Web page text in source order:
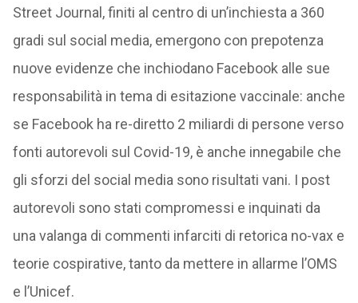
Street Journal, finiti al centro di un’inchiesta a 360
gradi sul social media, emergono con prepotenza
nuove evidenze che inchiodano Facebook alle sue
responsabilità in tema di esitazione vaccinale: anche
se Facebook ha re-diretto 2 miliardi di persone verso
fonti autorevoli sul Covid-19, è anche innegabile che
gli sforzi del social media sono risultati vani. I post
autorevoli sono stati compromessi e inquinati da
una valanga di commenti infarciti di retorica no-vax e
teorie cospirative, tanto da mettere in allarme l’OMS
e l’Unicef.